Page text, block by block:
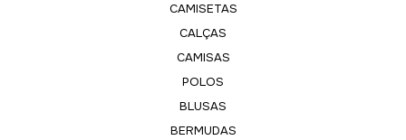
CAMISETAS
CALÇAS
CAMISAS
POLOS
BLUSAS
BERMUDAS